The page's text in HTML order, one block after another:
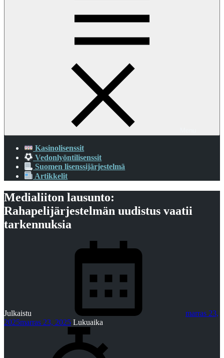
Kasinolisenssit
Vedonlyöntilisenssit
Suomen lisenssijärjestelmä
Artikkelit
Medialiiton lausunto:
Rahapelijärjestelmän uudistus vaatii
tarkennuksia
Julkaistu
marras 23,
2025marras 23, 2025 Lukuaika